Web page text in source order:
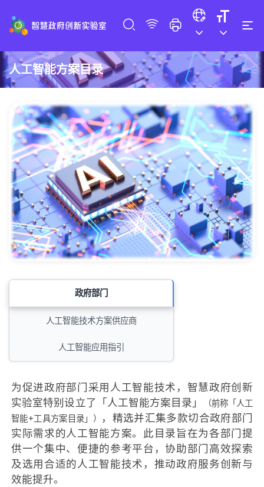
人工智能方案目录
政府部门
人工智能技术方案供应商
人工智能应用指引
为促进政府部门采用人工智能技术，智慧政府创新
实验室特别设立了「人工智能方案目录」
（前称「人工
智能+工具方案目录」） ，精选并汇集多款切合政府部门
实际需求的人工智能方案。此目录旨在为各部门提
供一个集中、便捷的参考平台，协助部门高效探索
及选用合适的人工智能技术，推动政府服务创新与
效能提升。